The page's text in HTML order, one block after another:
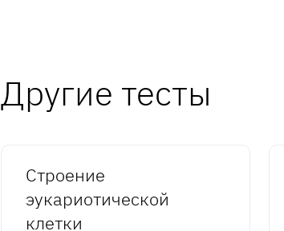
Другие тесты
Строение
эукариотической
клетки